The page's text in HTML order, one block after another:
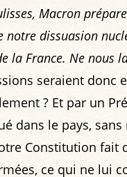
Macron
notre dissuasion
la France. Ne nous
seraient donc
? Et par un
dans le pays,
Constitution fait
ce qui ne lui